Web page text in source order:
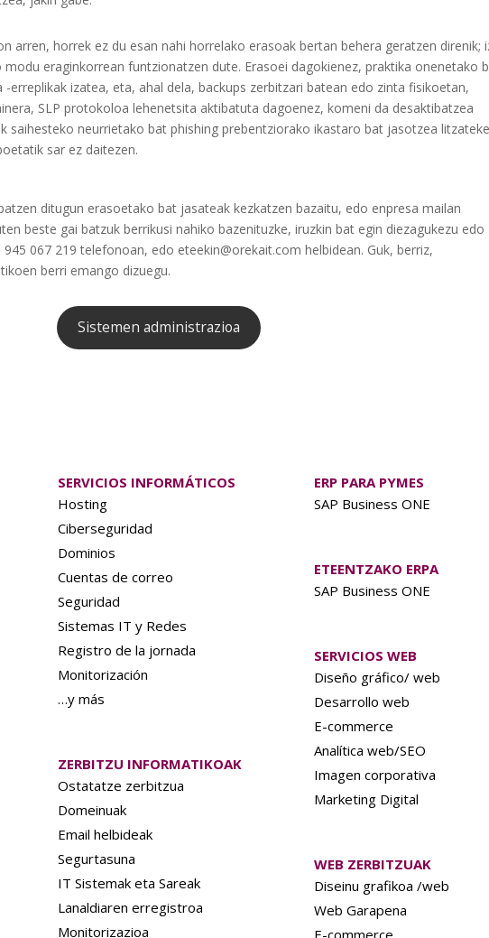
arren, horrek ez du esan nahi horrelako erasoak bertan behera geratzen direnik;
eraginkorrean funtzionatzen dute. Erasoei dagokienez, praktika onenetako
erreplikak izatea, eta, ahal dela, backups zerbitzari batean edo zinta fisikoetan,
SLP protokoloa lehenetsita aktibatuta dagoenez, komeni da desaktibatzea
saihesteko neurrietako bat phishing prebentziorako ikastaro bat jasotzea
sar ez daitezen.
ditugun erasoetako bat jasateak kezkatzen bazaitu, edo enpresa mailan
beste gai batzuk berrikusi nahiko bazenituzke, iruzkin bat egin diezagukezu edo
067 219 telefonoan, edo eteekin@orekait.com helbidean. Guk, berriz,
berri emango dizuegu.
Sistemen administrazioa
SERVICIOS INFORMÁTICOS
Hosting
Ciberseguridad
Dominios
Cuentas de correo
Seguridad
Sistemas IT y Redes
Registro de la jornada
Monitorización
…y más
ZERBITZU INFORMATIKOAK
Ostatatze zerbitzua
Domeinuak
Email helbideak
Segurtasuna
IT Sistemak eta Sareak
Lanaldiaren erregistroa
Monitorizazioa
ERP PARA PYMES
SAP Business ONE
ETEENTZAKO ERPA
SAP Business ONE
SERVICIOS WEB
Diseño gráfico/ web
Desarrollo web
E-commerce
Analítica web/SEO
Imagen corporativa
Marketing Digital
WEB ZERBITZUAK
Diseinu grafikoa /web
Web Garapena